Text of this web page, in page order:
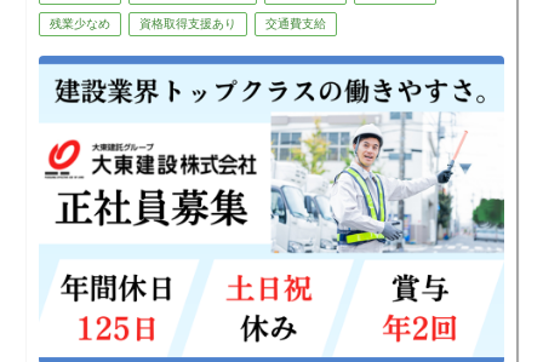
残業少なめ 資格取得支援あり 交通費支給